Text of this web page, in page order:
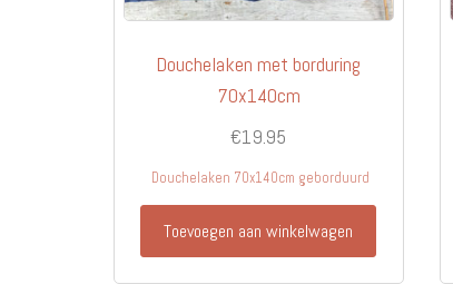
Douchelaken met borduring
70x140cm
€19.95
Douchelaken 70x140cm geborduurd
Toevoegen aan winkelwagen